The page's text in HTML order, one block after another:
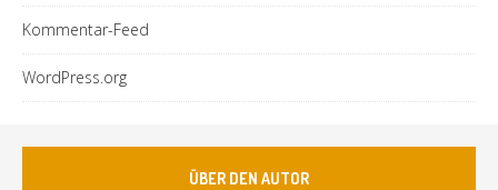
Kommentar-Feed
WordPress.org
ÜBER DEN AUTOR